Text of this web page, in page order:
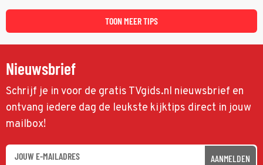
maffiatypes.
TOON MEER TIPS
Nieuwsbrief
Schrijf je in voor de gratis TVgids.nl nieuwsbrief en
ontvang iedere dag de leukste kijktips direct in jouw
mailbox!
AANMELDEN